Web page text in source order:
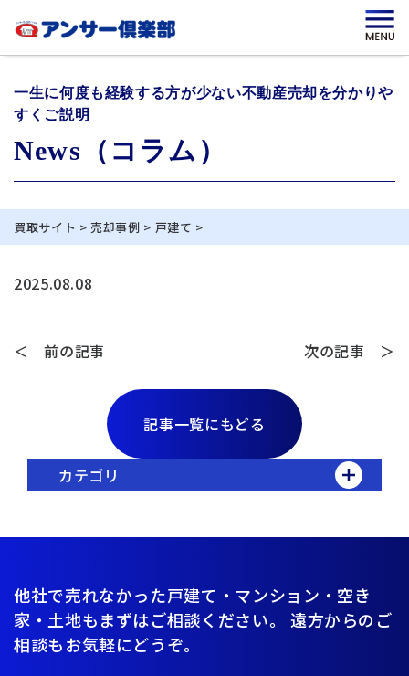
一生に何度も経験する方が少ない不動産売却を分かりや
すくご説明
News（コラム）
買取サイト >売却事例 > 戸建て >
カテゴリ
2025.08.08
＜ 前の記事 次の記事 ＞
記事一覧にもどる
他社で売れなかった戸建て・マンション・空き
家・土地もまずはご相談ください。
遠方からのご
相談もお気軽にどうぞ。